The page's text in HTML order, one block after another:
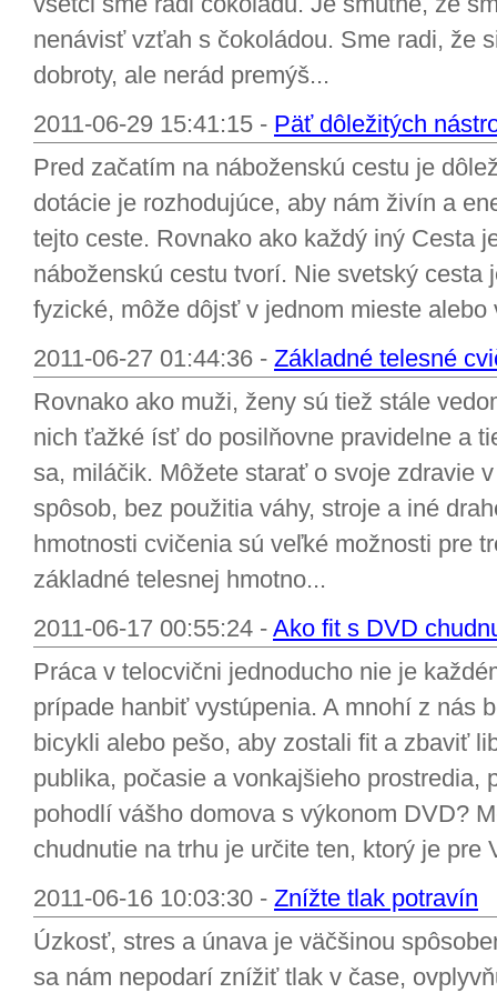
nenávisť vzťah s čokoládou. Sme radi, že
dobroty, ale nerád premýš...
2011-06-29 15:41:15 - Päť dôležitých
Pred začatím na náboženskú cestu je
dotácie je rozhodujúce, aby nám živín a
tejto ceste. Rovnako ako každý iný Cesta
náboženskú cestu tvorí. Nie svetský cesta
fyzické, môže dôjsť v jednom mieste
2011-06-27 01:44:36 - Základné telesné
Rovnako ako muži, ženy sú tiež stále
nich ťažké ísť do posilňovne pravidelne a
sa, miláčik. Môžete starať o svoje zdravie
spôsob, bez použitia váhy, stroje a iné
hmotnosti cvičenia sú veľké možnosti pre
základné telesnej hmotno...
2011-06-17 00:55:24 - Ako fit s DVD
Práca v telocvični jednoducho nie je
prípade hanbiť vystúpenia. A mnohí z nás
bicykli alebo pešo, aby zostali fit a zbaviť
publika, počasie a vonkajšieho prostredia,
pohodlí vášho domova s výkonom DVD?
chudnutie na trhu je určite ten, ktorý je pre
2011-06-16 10:03:30 - Znížte tlak potravín
Úzkosť, stres a únava je väčšinou
sa nám nepodarí znížiť tlak v čase,